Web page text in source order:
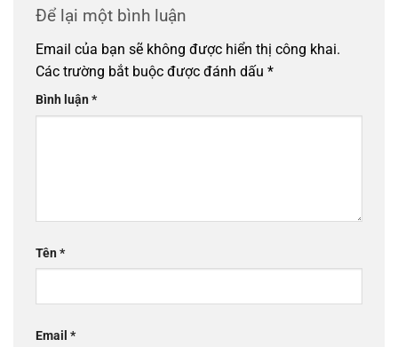
Để lại một bình luận
Email của bạn sẽ không được hiển thị công khai.
Các trường bắt buộc được đánh dấu *
Bình luận*
Tên*
Email *